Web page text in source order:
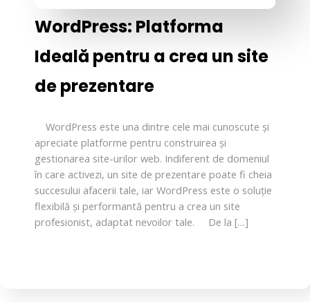
WordPress: Platforma
Ideală pentru a crea un site
de prezentare
WordPress este una dintre cele mai cunoscute și
apreciate platforme pentru construirea și
gestionarea site-urilor web. Indiferent de domeniul
în care activezi, un site de prezentare poate fi cheia
succesului afacerii tale, iar WordPress este o soluție
flexibilă și performantă pentru a crea un site
profesionist, adaptat nevoilor tale. De la […]